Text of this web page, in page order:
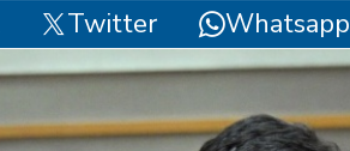
Twitter Whatsapp